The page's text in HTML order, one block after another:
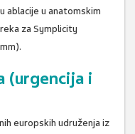
ablacije u anatomskim
za Symplicity
(urgencija i
europskih udruženja iz